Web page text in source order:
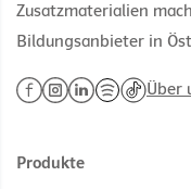
Zusatzmaterialien
Bildungsanbieter in
Über
Produkte